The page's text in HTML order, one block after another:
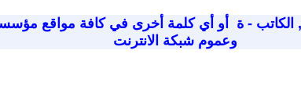
, الكاتب - ة
أو أي كلمة أخرى في كافة مواقع
وعموم شبكة الانترنت